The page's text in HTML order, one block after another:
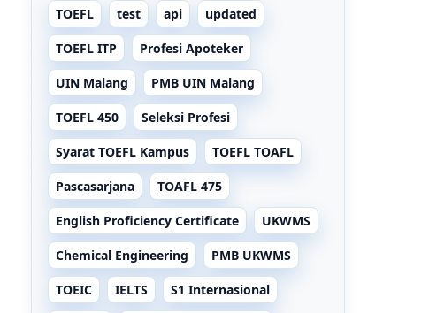
TOEFL test api updated
TOEFL ITP Profesi Apoteker
UIN Malang PMB UIN Malang
TOEFL 450 Seleksi Profesi
Syarat TOEFL Kampus TOEFL TOAFL
Pascasarjana TOAFL 475
English Proficiency Certificate UKWMS
Chemical Engineering PMB UKWMS
TOEIC IELTS S1 Internasional